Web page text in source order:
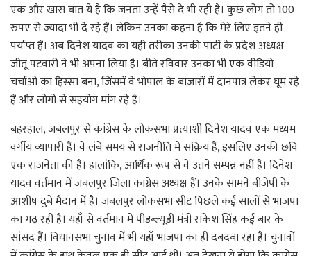
एक और खास बात ये है कि जनता उन्हें पैसे दे भी रही है। कुछ लोग तो 100
रुपए से ज्यादा भी दे रहे हैं। लेकिन उनका कहना है कि मेरे लिए इतने ही
पर्याप्त हैं। अब दिनेश यादव का यही तरीका उनकी पार्टी के प्रदेश अध्यक्ष
जीतू पटवारी ने भी अपना लिया है। बीते रविवार उनका भी एक वीडियो
चर्चाओं का हिस्सा बना, जिंसमें वे भोपाल के बाज़ारों में दानपात्र लेकर घूम रहे
हैं और लोगों से सहयोग मांग रहे हैं।
बहरहाल, जबलपुर से कांग्रेस के लोकसभा प्रत्याशी दिनेश यादव एक मध्यम
वर्गीय व्यापारी हैं। वे लंबे समय से राजनीति में सक्रिय हैं, इसलिए उनकी छवि
एक राजनेता की है। हालांकि, आर्थिक रूप से वे उतने सम्पन्न नहीं हैं। दिनेश
यादव वर्तमान में जबलपुर जिला कांग्रेस अध्यक्ष हैं। उनके सामने बीजेपी के
आशीष दुबे मैदान में है। जबलपुर लोकसभा सीट पिछले कई सालों से भाजपा
का गढ़ रही है। यहाँ से वर्तमान में पीडब्ल्यूडी मंत्री राकेश सिंह कई बार के
सांसद हैं। विधानसभा चुनाव में भी यहाँ भाजपा का ही दबदबा रहा है। चुनावों